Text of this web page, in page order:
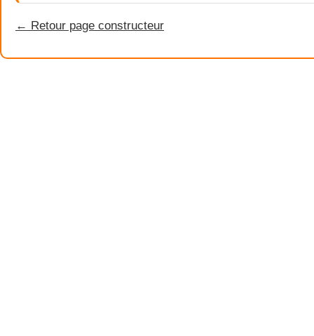
← Retour page constructeur